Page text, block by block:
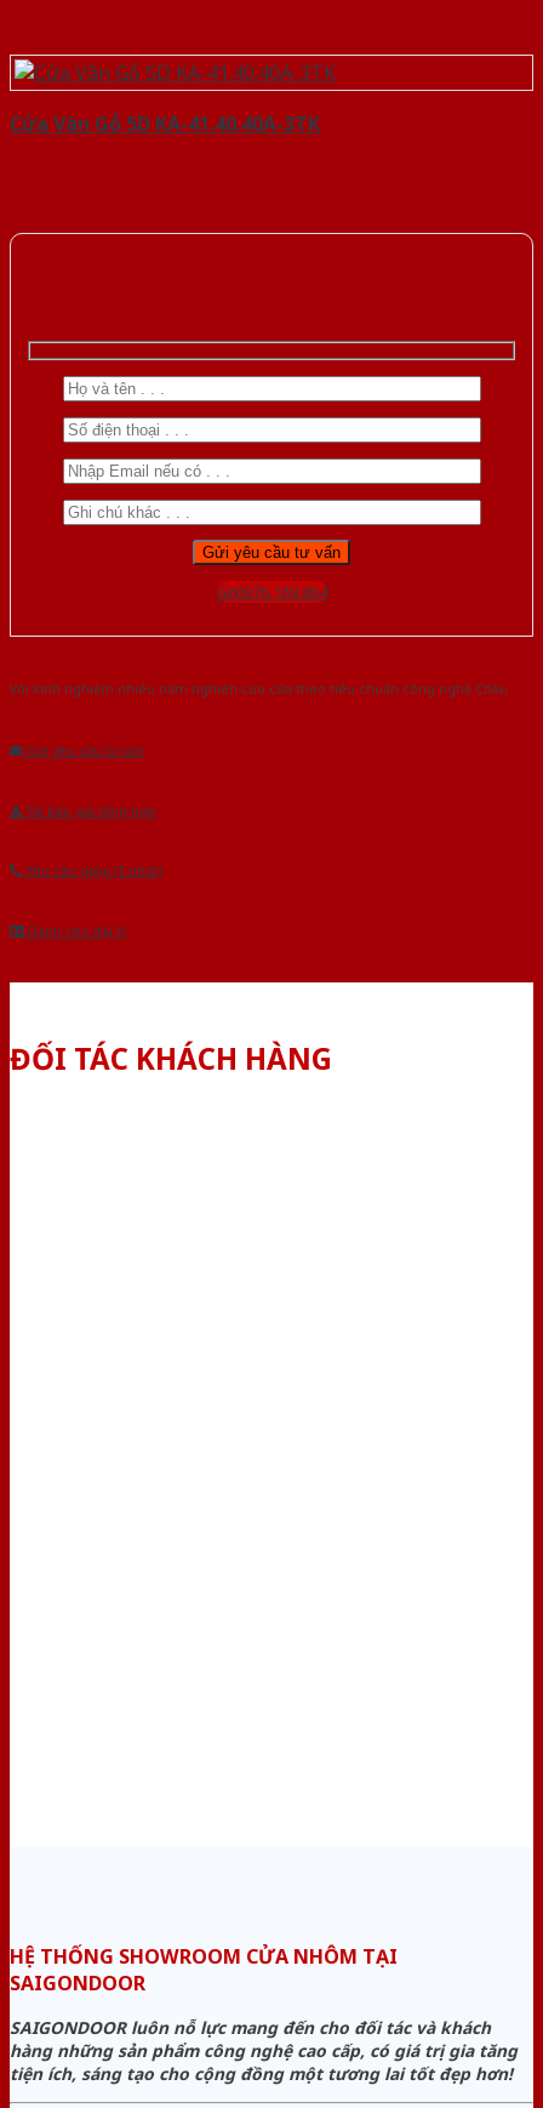
Cửa Vân Gỗ 5D KA-41.40.40A-3TK
Gọi 0976.169.864
Với kinh nghiệm nhiêu năm nghiên cứu cửa theo tiêu chuẩn công nghệ Châu
Âu.Chúng tôi tự tin là nhà sản xuất & cung cấp hàng đầu tại Việt Nam!
Gửi yêu cầu tư vấn
Tải báo giá tổng hợp
Yêu cầu gọi lại (3 phút)
Dành cho đại lý
ĐỐI TÁC KHÁCH HÀNG
HỆ THỐNG SHOWROOM CỬA NHÔM TẠI
SAIGONDOOR
SAIGONDOOR luôn nỗ lực mang đến cho đối tác và khách
hàng những sản phẩm công nghệ cao cấp, có giá trị gia tăng
tiện ích, sáng tạo cho cộng đồng một tương lai tốt đẹp hơn!